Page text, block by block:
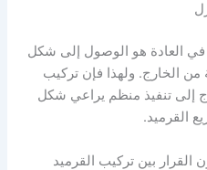
العادة هو الوصول إلى شكل
الخارج. ولهذا فإن تركيب
إلى تنفيذ منظم يراعي شكل
القرميد.
القرار بين تركيب القرميد